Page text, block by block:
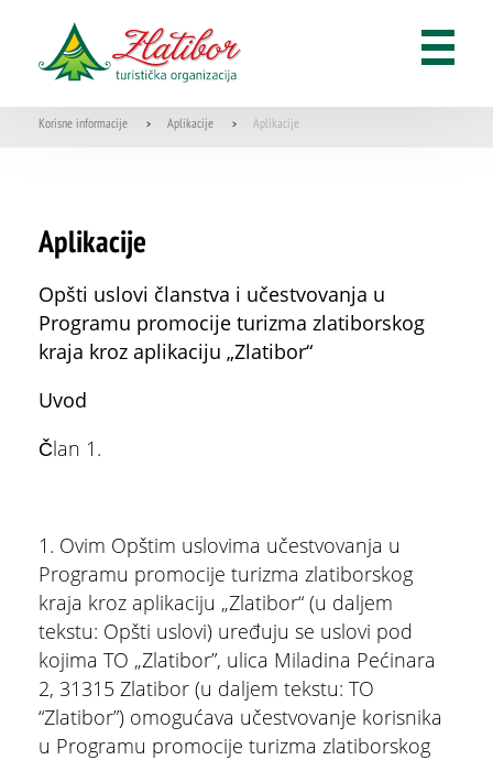
Korisne informacije > Aplikacije > Aplikacije
Aplikacije
Opšti uslovi članstva i učestvovanja u
Programu promocije turizma zlatiborskog
kraja kroz aplikaciju „Zlatibor“
Uvod
Član 1.
1. Ovim Opštim uslovima učestvovanja u
Programu promocije turizma zlatiborskog
kraja kroz aplikaciju „Zlatibor“ (u daljem
tekstu: Opšti uslovi) uređuju se uslovi pod
kojima TO „Zlatibor”, ulica Miladina Pećinara
2, 31315 Zlatibor (u daljem tekstu: TO
“Zlatibor”) omogućava učestvovanje korisnika
u Programu promocije turizma zlatiborskog